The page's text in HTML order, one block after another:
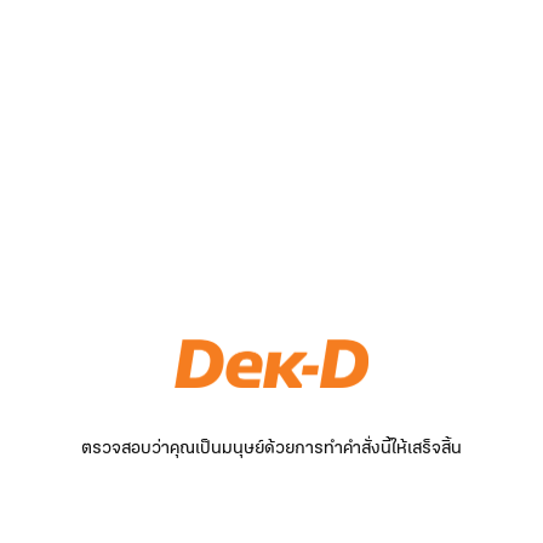
ตรวจสอบว่าคุณเป็นมนุษย์ด้วยการทำคำสั่งนี้ให้เสร็จสิ้น